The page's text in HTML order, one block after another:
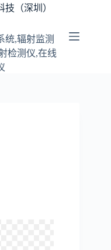
技（深圳）
统,辐射监测
检测仪,在线